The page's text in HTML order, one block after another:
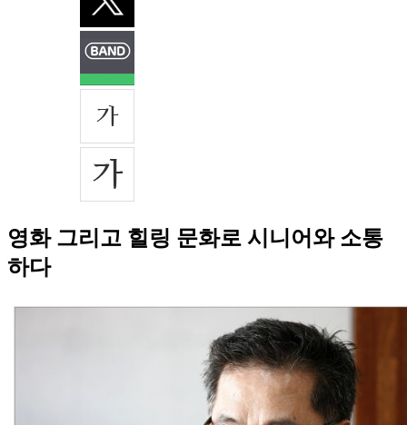
영화 그리고 힐링 문화로 시니어와 소통
하다